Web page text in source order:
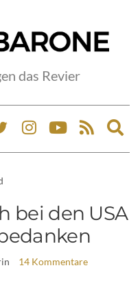
das Revier
bei den USA
14 Kommentare